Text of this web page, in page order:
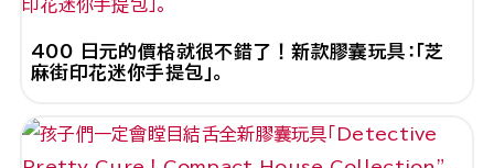
400 日元的價格就很不錯了！新款膠囊玩具：「芝
麻街印花迷你手提包」。